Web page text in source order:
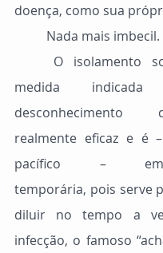
doença, como sua
	Nada mais imbecil.
medida
realmente eficaz e é
pacífico –
temporária, pois serve
diluir no tempo a
infecção, o famoso